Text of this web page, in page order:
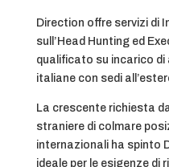
Direction offre servizi di
sull’Head Hunting ed
qualificato su incarico di
italiane con sedi
La crescente richiesta
straniere di colmare
internazionali ha spinto
ideale per le esigenze di